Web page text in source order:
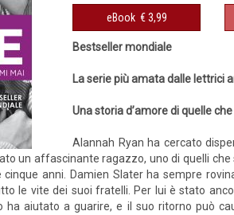
eBook € 3,99
Bestseller mondiale
La serie più amata dalle lettrici
Una storia d’amore di quelle
Alannah Ryan ha cercato
un affascinante ragazzo, uno di quelli
anni. Damien Slater ha sempre
le vite dei suoi fratelli. Per lui è stato
ha aiutato a guarire, e il suo ritorno può